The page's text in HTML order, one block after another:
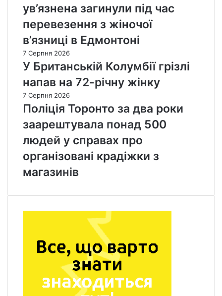
ув’язнена загинули під час
перевезення з жіночої
в’язниці в Едмонтоні
7 Серпня 2026
У Британській Колумбії грізлі
напав на 72-річну жінку
7 Серпня 2026
Поліція Торонто за два роки
заарештувала понад 500
людей у справах про
організовані крадіжки з
магазинів